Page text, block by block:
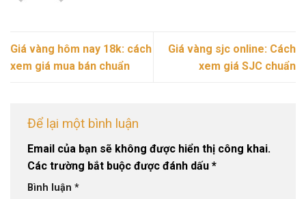
Giá vàng hôm nay 18k: cách
xem giá mua bán chuẩn
Giá vàng sjc online: Cách
xem giá SJC chuẩn
Để lại một bình luận
Email của bạn sẽ không được hiển thị công khai.
Các trường bắt buộc được đánh dấu *
Bình luận *